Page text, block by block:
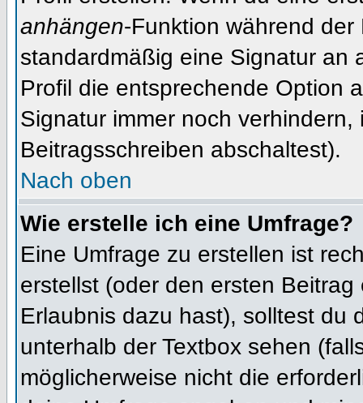
anhängen-Funktion während
standardmäßig eine Signatur an
Profil die entsprechende Option
Signatur immer noch
Beitragsschreiben abschaltest).
Nach oben
Wie erstelle ich eine Umfrage?
Eine Umfrage zu erstellen ist
erstellst (oder den ersten
Erlaubnis dazu hast), solltest du
unterhalb der Textbox sehen
möglicherweise nicht die